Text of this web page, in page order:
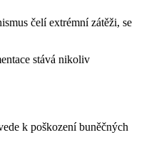
čelí extrémní zátěži, se
stává nikoliv
k poškození buněčných